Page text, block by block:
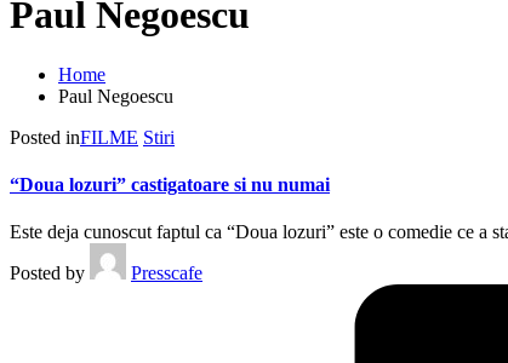
Paul Negoescu
Home
Paul Negoescu
Posted inFILME Stiri
“Doua lozuri” castigatoare si nu numai
Este deja cunoscut faptul ca “Doua lozuri” este o comedie ce
Posted by
Presscafe